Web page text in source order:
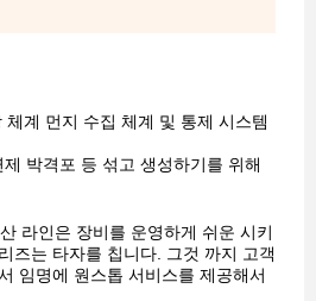
계 먼지 수집 체계 및 통제 시스템
박격포 등 섞고 생성하기를 위해
라인은 장비를 운영하게 쉬운 시키
즈는 타자를 칩니다. 그것 까지 고객
임명에 원스톱 서비스를 제공해서